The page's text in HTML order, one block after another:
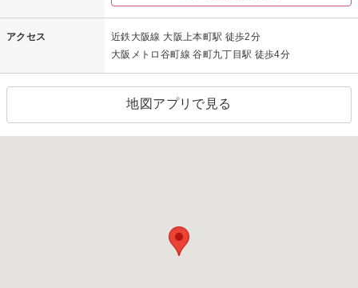
アクセス
近鉄大阪線 大阪上本町駅 徒歩2分
大阪メトロ谷町線 谷町九丁目駅 徒歩4分
地図アプリで見る